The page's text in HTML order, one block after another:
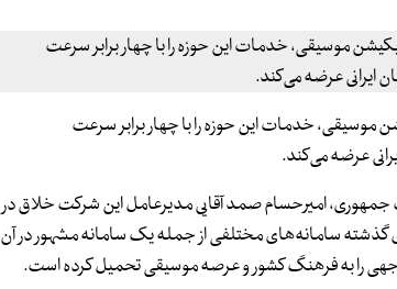
موسیقی، خدمات این حوزه را با چهار برابر سرعت
ایرانی عرضه می‌کند.
موسیقی، خدمات این حوزه را با چهار برابر سرعت
عرضه می‌کند.
امیرحسام صمد آقایی مدیرعامل این شرکت خلاق در
سامانه‌های مختلفی از جمله یک سامانه مشهور در آن
را به فرهنگ کشور و عرصه موسیقی تحمیل کرده است.